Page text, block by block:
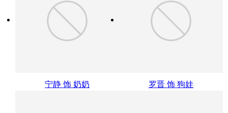
宁静 饰 奶奶 罗晋 饰 狗娃